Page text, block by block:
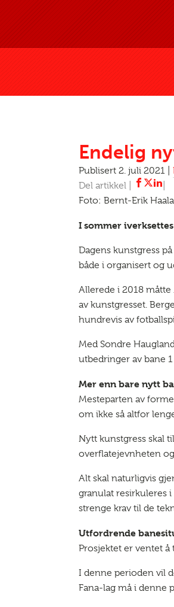
Endelig
Publisert 2. juli 2021 |
Foto: Bernt-Erik
I sommer
Dagens kunstgress
både i organisert og
Allerede i 2018
av kunstgresset.
hundrevis av
Med Sondre
utbedringer av bane
Mer enn bare nytt
Mesteparten av
om ikke så altfor
Nytt kunstgress skal
overflatejevnheten
Alt skal naturligvis
granulat resirkuleres
strenge krav til de
Utfordrende
Prosjektet er ventet
I denne perioden vil
Fana-lag må i denne